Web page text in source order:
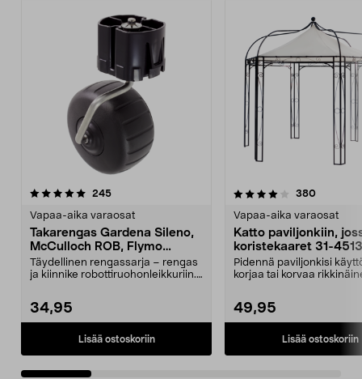
245arvostelut
Vapaa-aika varaosat
Takarengas Gardena Sileno,
McCulloch ROB, Flymo
Easilife
Täydellinen rengassarja – rengas
ja kiinnike robottiruohonleikkuriin.
34,95
Lisää ostoskoriin
4.0 viidestä
380arvostelut
Vapaa-aika varaosat
Katto paviljonkiin,
koristekaaret 31-4513
Pidennä paviljonkisi
korjaa tai korvaa
49,95
Lisää ostoskoriin
4.5 viidestä